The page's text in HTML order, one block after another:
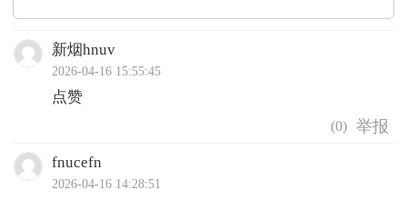
新烟hnuv
2026-04-16 15:55:45
点赞
(0)
fnucefn
2026-04-16 14:28:51